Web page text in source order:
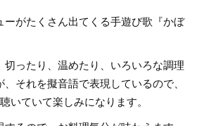
ーがたくさん出てくる手遊び歌『かぼ
切ったり、温めたり、いろいろな調理
それを擬音語で表現しているので、
いていて楽しみになります。